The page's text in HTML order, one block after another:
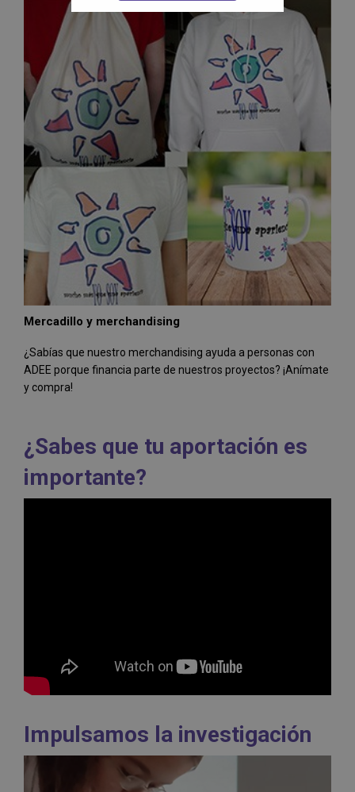
Mercadillo y merchandising
¿Sabías que nuestro merchandising ayuda a personas con
ADEE porque financia parte de nuestros proyectos? ¡Anímate
y compra!
¿Sabes que tu aportación es
importante?
Impulsamos la investigación